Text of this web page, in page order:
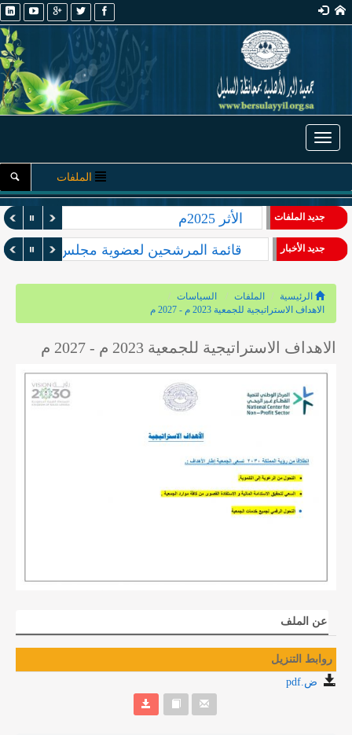
Toggle navigation
الملفات
جديد الملفات الأثر 2025م
جديد الأخبار قائمة المرشحين لعضوية مجلس الإدارة
الرئيسية الملفات
السياسات
الاهداف الاستراتيجية للجمعية 2023 م - 2027 م
الاهداف الاستراتيجية للجمعية 2023 م - 2027 م
عن الملف
روابط التنزيل
ض.pdf